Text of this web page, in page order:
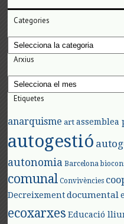
Categories
Categories
Arxius
Arxius
Etiquetes
anarquisme art assemblea
autogestió
autonomia Barcelona
comunal Convivències
Decreixement documental
ecoxarxes Educació